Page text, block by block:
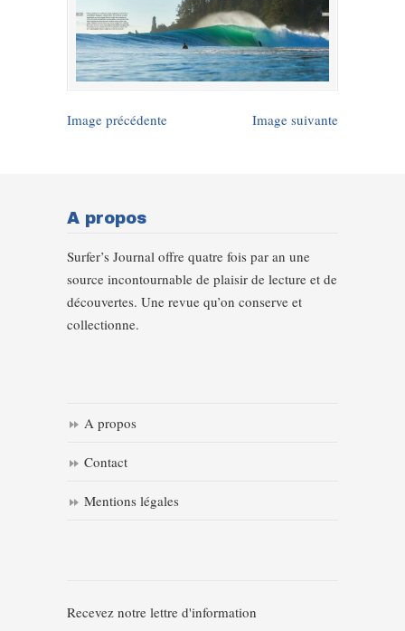
Image précédente Image suivante
A propos
Surfer’s Journal offre quatre fois par an une
source incontournable de plaisir de lecture et de
découvertes. Une revue qu’on conserve et
collectionne.
A propos
Contact
Mentions légales
Recevez notre lettre d'information